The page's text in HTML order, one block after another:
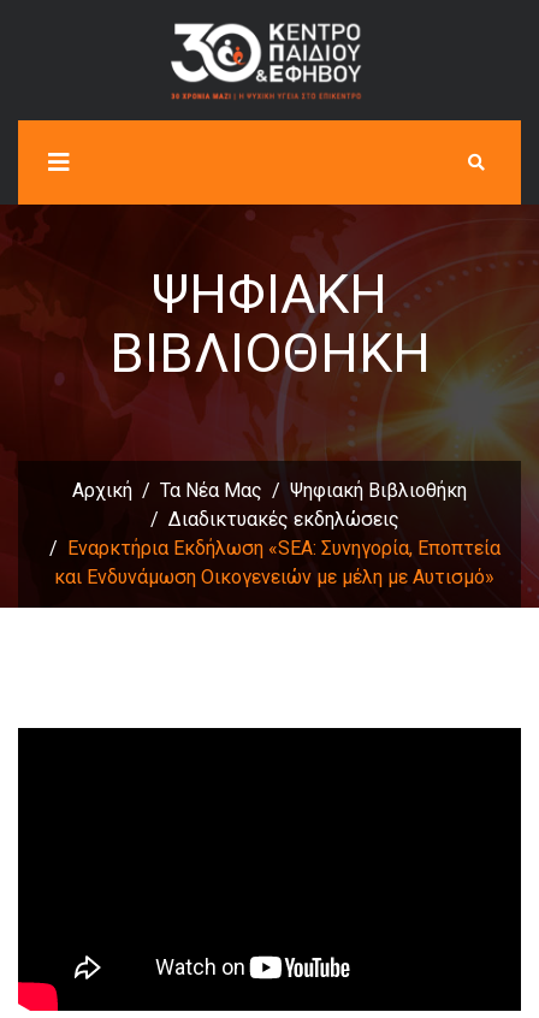
ΨΗΦΙΑΚΉ
ΒΙΒΛΙΟΘΉΚΗ
Αρχική Τα Νέα Μας
Ψηφιακή Βιβλιοθήκη
Διαδικτυακές εκδηλώσεις
Εναρκτήρια Εκδήλωση «SEA: Συνηγορία, Εποπτεία
και Ενδυνάμωση Οικογενειών με μέλη με Αυτισμό»